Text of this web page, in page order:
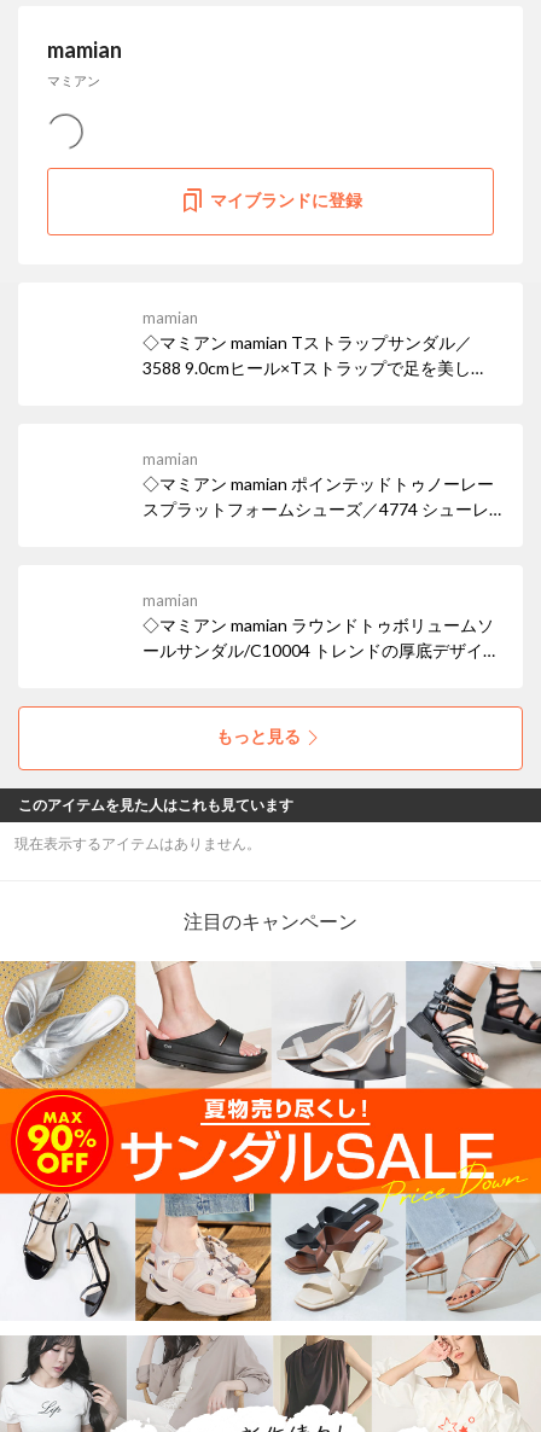
mamian
マミアン
マイブランドに登録
mamian
◇マミアン mamian Tストラップサンダル／
3588 9.0cmヒール×Tストラップで足を美し
エアトゥでトレンド感も忘れずに。
mamian
◇マミアン mamian ポインテッドトゥノーレー
スプラットフォームシューズ／4774 シューレ
トゥ厚底ローファー。
mamian
◇マミアン mamian ラウンドトゥボリュームソ
ールサンダル/C10004 トレンドの厚底デザイン
も、オールブラックでまとめることで都会的な
モード感を演出しています。
もっと見る
このアイテムを見た人はこれも見ています
現在表示するアイテムはありません。
注目のキャンペーン